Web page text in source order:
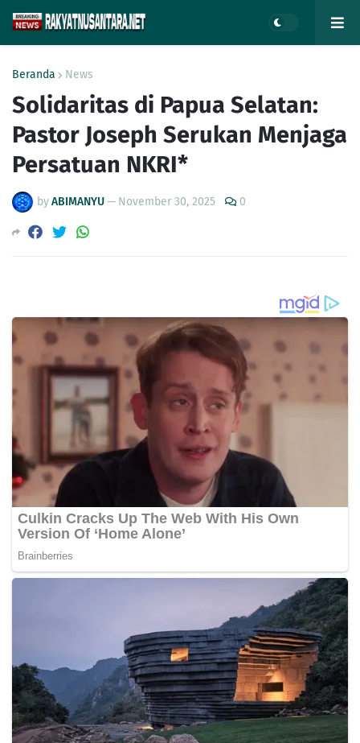
Beranda News
Solidaritas di Papua Selatan:
Pastor Joseph Serukan Menjaga
Persatuan NKRI*
byABIMANYU— November 30, 2025 0